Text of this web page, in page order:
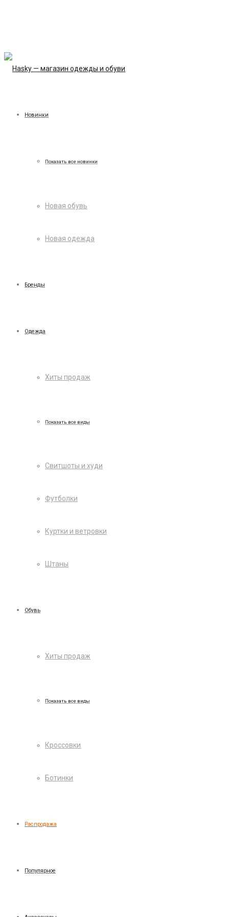
Новинки
Показать все новинки
Новая обувь
Новая одежда
Бренды
Одежда
Хиты продаж
Показать все виды
Свитшоты и худи
Футболки
Куртки и ветровки
Штаны
Обувь
Хиты продаж
Показать все виды
Кроссовки
Ботинки
Распродажа
Популярное